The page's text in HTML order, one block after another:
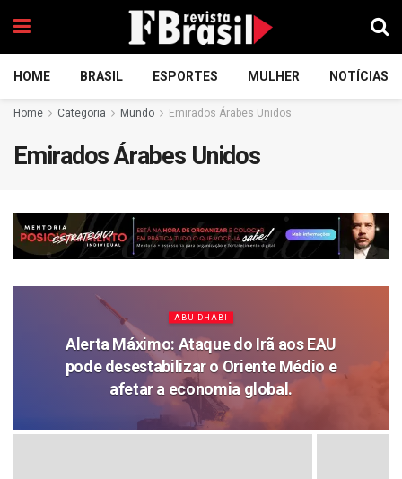
HOME BRASIL ESPORTES MULHER NOTÍCIAS
Home Categoria Mundo Emirados Árabes Unidos
Emirados Árabes Unidos
ABU DHABI
Alerta Máximo: Ataque do Irã aos EAU
pode desestabilizar o Oriente Médio e
afetar a economia global.